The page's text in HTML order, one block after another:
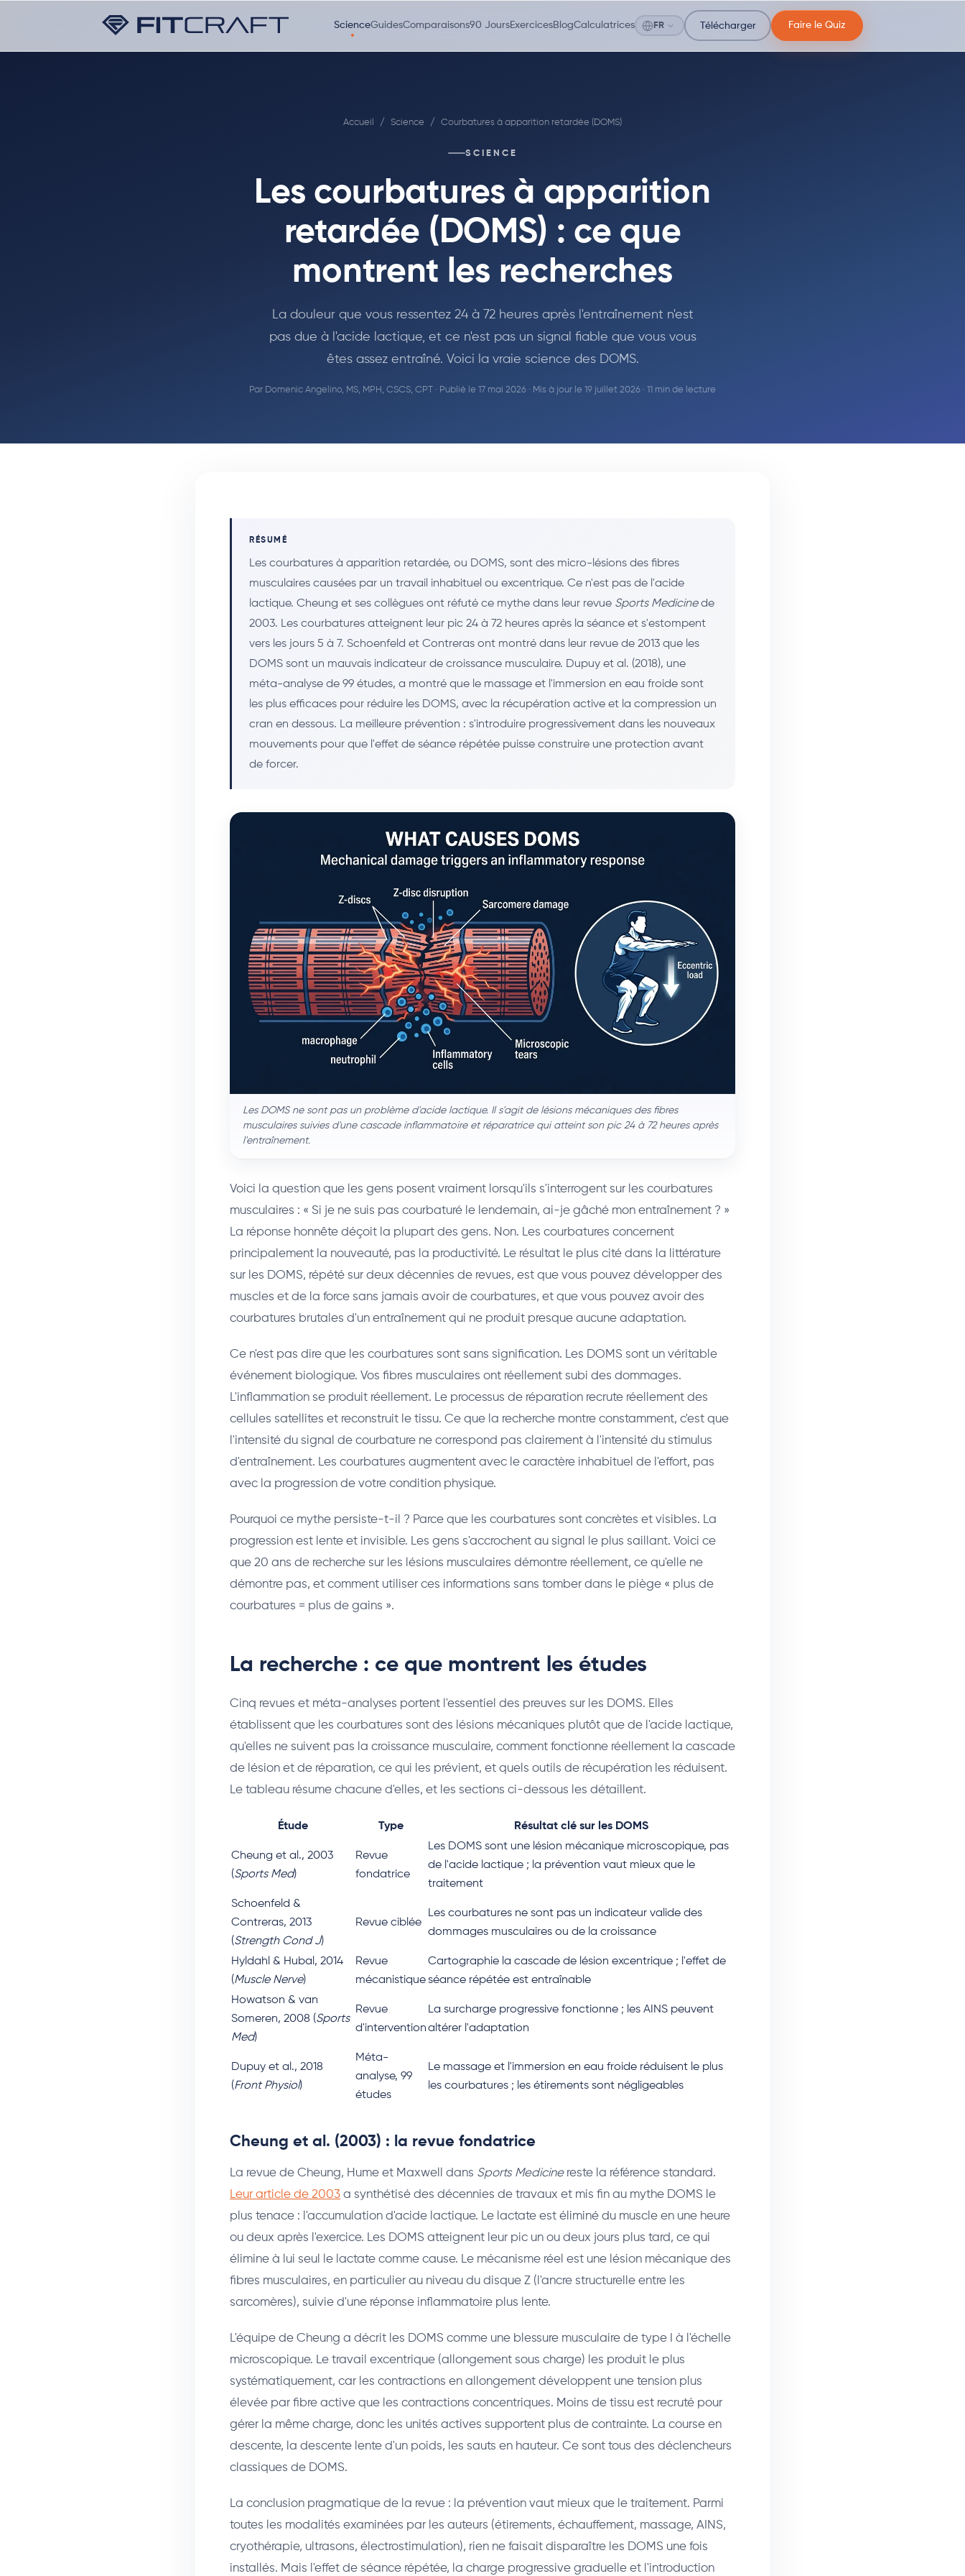
ScienceGuidesComparaisons90 JoursExercicesBlogCalculatrices FR Télécharger Faire le Quiz
Accueil / Science / Courbatures à apparition retardée (DOMS)
SCIENCE
Les courbatures à apparition
retardée (DOMS) : ce que
montrent les recherches
La douleur que vous ressentez 24 à 72 heures après l'entraînement n'est
pas due à l'acide lactique, et ce n'est pas un signal fiable que vous vous
êtes assez entraîné. Voici la vraie science des DOMS.
Par Domenic Angelino, MS, MPH, CSCS, CPT · Publié le 17 mai 2026 · Mis à jour le 19 juillet 2026 · 11 min de lecture
RÉSUMÉ
Les courbatures à apparition retardée, ou DOMS, sont des micro-lésions des fibres
musculaires causées par un travail inhabituel ou excentrique. Ce n'est pas de l'acide
lactique. Cheung et ses collègues ont réfuté ce mythe dans leur revue Sports Medicinede
2003. Les courbatures atteignent leur pic 24 à 72 heures après la séance et s'estompent
vers les jours 5 à 7. Schoenfeld et Contreras ont montré dans leur revue de 2013 que les
DOMS sont un mauvais indicateur de croissance musculaire. Dupuy et al. (2018), une
méta-analyse de 99 études, a montré que le massage et l'immersion en eau froide sont
les plus efficaces pour réduire les DOMS, avec la récupération active et la compression un
cran en dessous. La meilleure prévention : s'introduire progressivement dans les nouveaux
mouvements pour que l'effet de séance répétée puisse construire une protection avant
de forcer.
Les DOMS ne sont pas un problème d'acide lactique. Il s'agit de lésions mécaniques des fibres
musculaires suivies d'une cascade inflammatoire et réparatrice qui atteint son pic 24 à 72 heures après
l'entraînement.
Voici la question que les gens posent vraiment lorsqu'ils s'interrogent sur les courbatures
musculaires : « Si je ne suis pas courbaturé le lendemain, ai-je gâché mon entraînement ? »
La réponse honnête déçoit la plupart des gens. Non. Les courbatures concernent
principalement la nouveauté, pas la productivité. Le résultat le plus cité dans la littérature
sur les DOMS, répété sur deux décennies de revues, est que vous pouvez développer des
muscles et de la force sans jamais avoir de courbatures, et que vous pouvez avoir des
courbatures brutales d'un entraînement qui ne produit presque aucune adaptation.
Ce n'est pas dire que les courbatures sont sans signification. Les DOMS sont un véritable
événement biologique. Vos fibres musculaires ont réellement subi des dommages.
L'inflammation se produit réellement. Le processus de réparation recrute réellement des
cellules satellites et reconstruit le tissu. Ce que la recherche montre constamment, c'est que
l'intensité du signal de courbature ne correspond pas clairement à l'intensité du stimulus
d'entraînement. Les courbatures augmentent avec le caractère inhabituel de l'effort, pas
avec la progression de votre condition physique.
Pourquoi ce mythe persiste-t-il ? Parce que les courbatures sont concrètes et visibles. La
progression est lente et invisible. Les gens s'accrochent au signal le plus saillant. Voici ce
que 20 ans de recherche sur les lésions musculaires démontre réellement, ce qu'elle ne
démontre pas, et comment utiliser ces informations sans tomber dans le piège « plus de
courbatures = plus de gains ».
La recherche : ce que montrent les études
Cinq revues et méta-analyses portent l'essentiel des preuves sur les DOMS. Elles
établissent que les courbatures sont des lésions mécaniques plutôt que de l'acide lactique,
qu'elles ne suivent pas la croissance musculaire, comment fonctionne réellement la cascade
de lésion et de réparation, ce qui les prévient, et quels outils de récupération les réduisent.
Le tableau résume chacune d'elles, et les sections ci-dessous les détaillent.
Étude Type Résultat clé sur les DOMS
Cheung et al., 2003
(Sports Med)
Revue
fondatrice
Les DOMS sont une lésion mécanique microscopique, pas
de l'acide lactique ; la prévention vaut mieux que le
traitement
Schoenfeld &
Contreras, 2013
(Strength Cond J)
Revue ciblée
Les courbatures ne sont pas un indicateur valide des
dommages musculaires ou de la croissance
Hyldahl & Hubal, 2014
(Muscle Nerve)
Revue
mécanistique
Cartographie la cascade de lésion excentrique ; l'effet de
séance répétée est entraînable
Howatson & van
Someren, 2008 (Sports
Med)
Revue
d'intervention
La surcharge progressive fonctionne ; les AINS peuvent
altérer l'adaptation
Dupuy et al., 2018
(Front Physiol)
Méta-
analyse, 99
études
Le massage et l'immersion en eau froide réduisent le plus
les courbatures ; les étirements sont négligeables
Cheung et al. (2003) : la revue fondatrice
La revue de Cheung, Hume et Maxwell dans Sports Medicinereste la référence standard.
Leur article de 2003 a synthétisé des décennies de travaux et mis fin au mythe DOMS le
plus tenace : l'accumulation d'acide lactique. Le lactate est éliminé du muscle en une heure
ou deux après l'exercice. Les DOMS atteignent leur pic un ou deux jours plus tard, ce qui
élimine à lui seul le lactate comme cause. Le mécanisme réel est une lésion mécanique des
fibres musculaires, en particulier au niveau du disque Z (l'ancre structurelle entre les
sarcomères), suivie d'une réponse inflammatoire plus lente.
L'équipe de Cheung a décrit les DOMS comme une blessure musculaire de type I à l'échelle
microscopique. Le travail excentrique (allongement sous charge) les produit le plus
systématiquement, car les contractions en allongement développent une tension plus
élevée par fibre active que les contractions concentriques. Moins de tissu est recruté pour
gérer la même charge, donc les unités actives supportent plus de contrainte. La course en
descente, la descente lente d'un poids, les sauts en hauteur. Ce sont tous des déclencheurs
classiques de DOMS.
La conclusion pragmatique de la revue : la prévention vaut mieux que le traitement. Parmi
toutes les modalités examinées par les auteurs (étirements, échauffement, massage, AINS,
cryothérapie, ultrasons, électrostimulation), rien ne faisait disparaître les DOMS une fois
installés. Mais l'effet de séance répétée, la charge progressive graduelle et l'introduction